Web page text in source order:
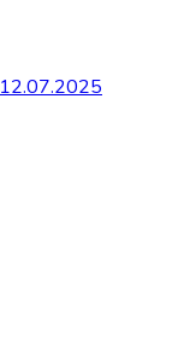
12.07.2025